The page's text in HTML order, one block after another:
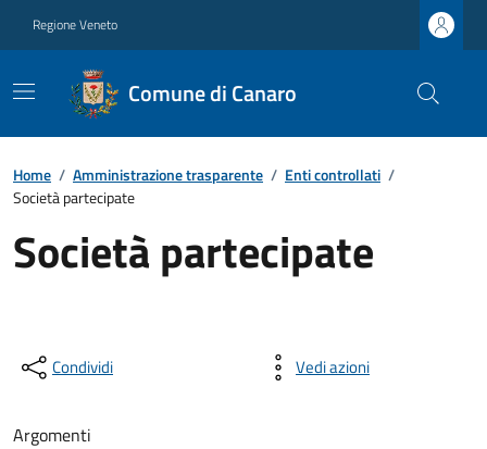
Regione Veneto
Comune di Canaro
Home / Amministrazione trasparente / Enti controllati /
Società partecipate
Società partecipate
Condividi Vedi azioni
Argomenti